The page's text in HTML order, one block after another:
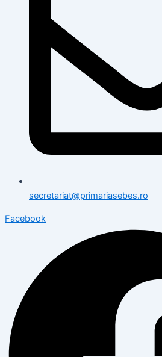
secretariat@primariasebes.ro
Facebook